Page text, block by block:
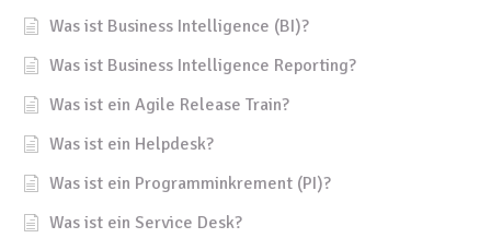
Was ist Business Intelligence (BI)?
Was ist Business Intelligence Reporting?
Was ist ein Agile Release Train?
Was ist ein Helpdesk?
Was ist ein Programminkrement (PI)?
Was ist ein Service Desk?